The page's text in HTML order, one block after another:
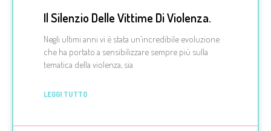
Il Silenzio Delle Vittime Di Violenza.
Negli ultimi anni vi è stata un’incredibile evoluzione
che ha portato a sensibilizzare sempre più sulla
tematica della violenza, sia
LEGGI TUTTO